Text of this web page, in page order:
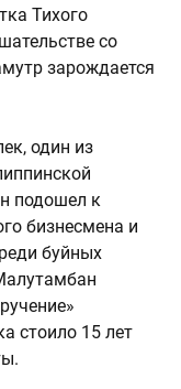
Тихого
со
зарождается
один из
подошел к
бизнесмена и
буйных
стоило 15 лет